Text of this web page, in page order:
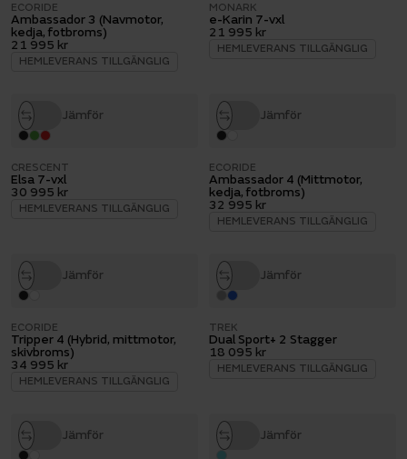
ECORIDE
Ambassador 3 (Navmotor,
kedja, fotbroms)
21 995 kr
HEMLEVERANS TILLGÄNGLIG
MONARK
e-Karin 7-vxl
21 995 kr
HEMLEVERANS TILLGÄNGLIG
Jämför
CRESCENT
Elsa 7-vxl
30 995 kr
HEMLEVERANS TILLGÄNGLIG
Jämför
ECORIDE
Ambassador 4 (Mittmotor,
kedja, fotbroms)
32 995 kr
HEMLEVERANS TILLGÄNGLIG
Jämför
ECORIDE
Tripper 4 (Hybrid, mittmotor,
skivbroms)
34 995 kr
HEMLEVERANS TILLGÄNGLIG
Jämför
TREK
Dual Sport+ 2 Stagger
18 095 kr
HEMLEVERANS TILLGÄNGLIG
Jämför Jämför